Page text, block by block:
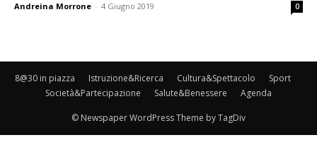
Andreina Morrone - 4 Giugno 2019 0
8@30 in piazza Istruzione&Ricerca Cultura&Spettacolo
Sport
Società&Partecipazione
Salute&Benessere Agenda
© Newspaper WordPress Theme by TagDiv